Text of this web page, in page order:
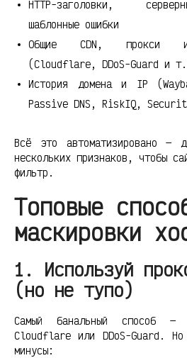
HTTP-заголовки,
шаблонные ошибки
Общие CDN, прокси и
(Cloudflare, DDoS-Guard и
История домена и IP
Passive DNS, RiskIQ,
Всё это автоматизировано —
нескольких признаков, чтобы
фильтр.
Топовые
маскировки
1. Используй
(но не тупо)
Самый банальный способ —
Cloudflare или DDoS-Guard.
минусы: